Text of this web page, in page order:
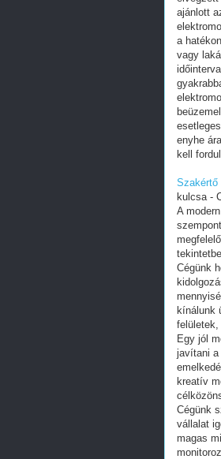
Szakértő
kulcsa -
A
Cégünk
kínálunk
felületek,
Egy jól
javítani a
kreatív
Cégünk
vállalat
magas